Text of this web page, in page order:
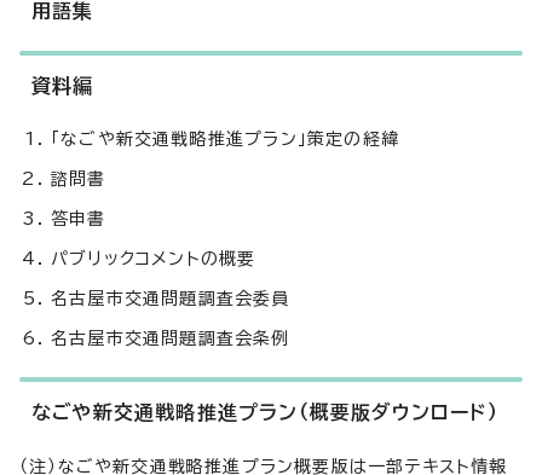
用語集
資料編
「なごや新交通戦略推進プラン」策定の経緯
諮問書
答申書
パブリックコメントの概要
名古屋市交通問題調査会委員
名古屋市交通問題調査会条例
なごや新交通戦略推進プラン（概要版ダウンロード）
（注）なごや新交通戦略推進プラン概要版は一部テキスト情報